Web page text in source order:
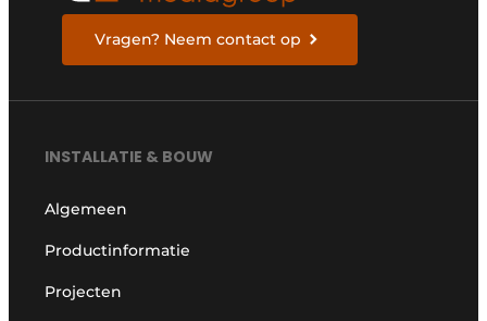
Vragen? Neem contact op
INSTALLATIE & BOUW
Algemeen
Productinformatie
Projecten